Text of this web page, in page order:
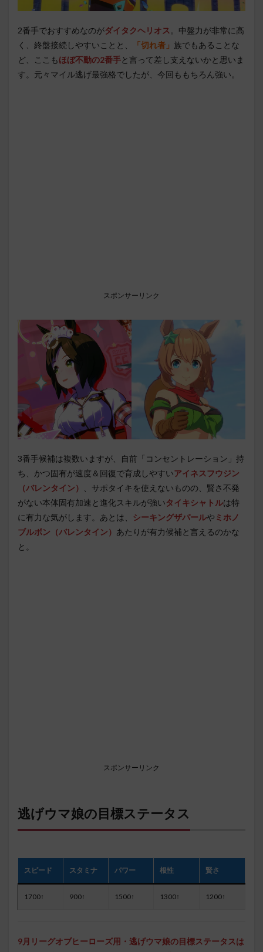
2番手でおすすめなのがダイタクヘリオス 。中盤力が非常に高
く、終盤接続しやすいことと、
「切れ者」 族でもあることな
ど、ここもほぼ不動の2番手と言って差し支えないかと思いま
す。元々マイル逃げ最強格でしたが、今回ももちろん強い。
スポンサーリンク
3番手候補は複数いますが、自前「コンセントレーション」持
ち、かつ固有が速度＆回復で育成しやすいアイネスフウジン
（バレンタイン）
、サポタイキを使えないものの、賢さ不発
がない本体固有加速と進化スキルが強いタイキシャトルは特
に有力な気がします。あとは、
シーキングザパールや ミホノ
ブルボン（バレンタイン） あたりが有力候補と言えるのかな
と。
スポンサーリンク
逃げウマ娘の目標ステータス
スピード スタミナ パワー 根性 賢さ
1700↑ 900↑ 1500↑ 1300↑ 1200↑
9月リーグオブヒーローズ用・逃げウマ娘の目標ステータスは